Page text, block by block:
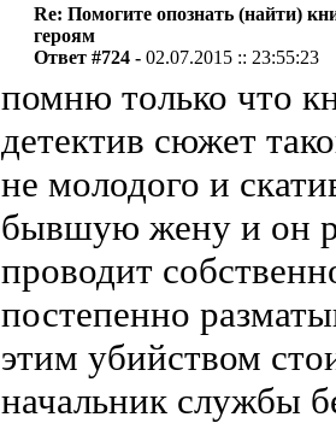
Re: Помогите опознать (найти)
героям
Ответ #724 -02.07.2015 :: 23:55:23
помню только что
детектив сюжет
не молодого и
бывшую жену и он
проводит
постепенно
этим убийством
начальник службы